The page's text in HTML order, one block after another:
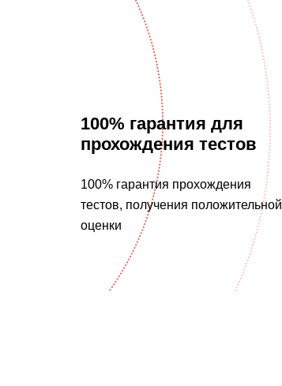
100% гарантия для
прохождения тестов
100% гарантия прохождения
тестов, получения положительной
оценки